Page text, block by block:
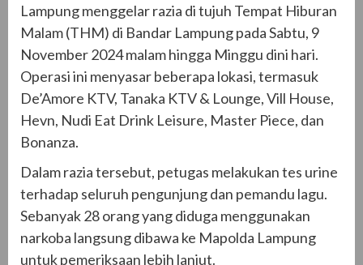
Lampung menggelar razia di tujuh Tempat Hiburan
Malam (THM) di Bandar Lampung pada Sabtu, 9
November 2024 malam hingga Minggu dini hari.
Operasi ini menyasar beberapa lokasi, termasuk
De’Amore KTV, Tanaka KTV & Lounge, Vill House,
Hevn, Nudi Eat Drink Leisure, Master Piece, dan
Bonanza.
Dalam razia tersebut, petugas melakukan tes urine
terhadap seluruh pengunjung dan pemandu lagu.
Sebanyak 28 orang yang diduga menggunakan
narkoba langsung dibawa ke Mapolda Lampung
untuk pemeriksaan lebih lanjut.